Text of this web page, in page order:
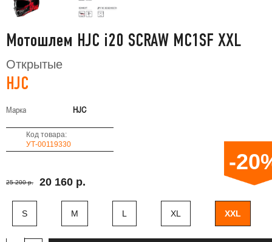
Мотошлем HJC i20 SCRAW MC1SF XXL
Открытые
HJC
Марка HJC
Код товара:
УТ-00119330
25 200 р. 20 160 р.
-
S M L XL XXL